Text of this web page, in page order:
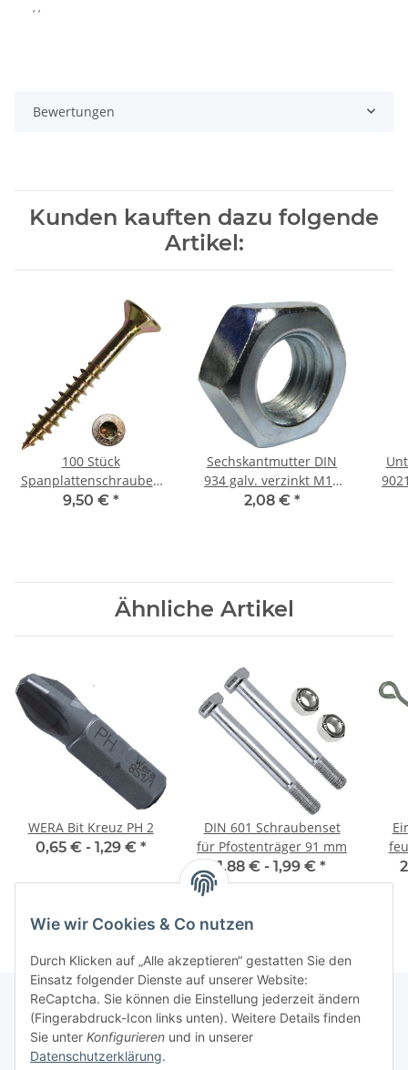
Bewertungen
Kunden kauften dazu folgende
Artikel:
100 Stück
Spanplattenschrauben
TX Teilgewinde gelb
9,50 € *
Sechskantmutter DIN
934 galv. verzinkt M10
(50) Stück
2,08 € *
Ähnliche Artikel
WERA Bit Kreuz PH 2
0,65 € - 1,29 € *
DIN 601 Schraubenset
für Pfostenträger 91 mm
1,88 € - 1,99 € *
Informationen
Wie wir Cookies & Co nutzen
Durch Klicken auf „Alle akzeptieren“ gestatten Sie den
Einsatz folgender Dienste auf unserer Website:
ReCaptcha. Sie können die Einstellung jederzeit ändern
(Fingerabdruck-Icon links unten). Weitere Details finden
Sie unter Konfigurieren und in unserer
Datenschutzerklärung.